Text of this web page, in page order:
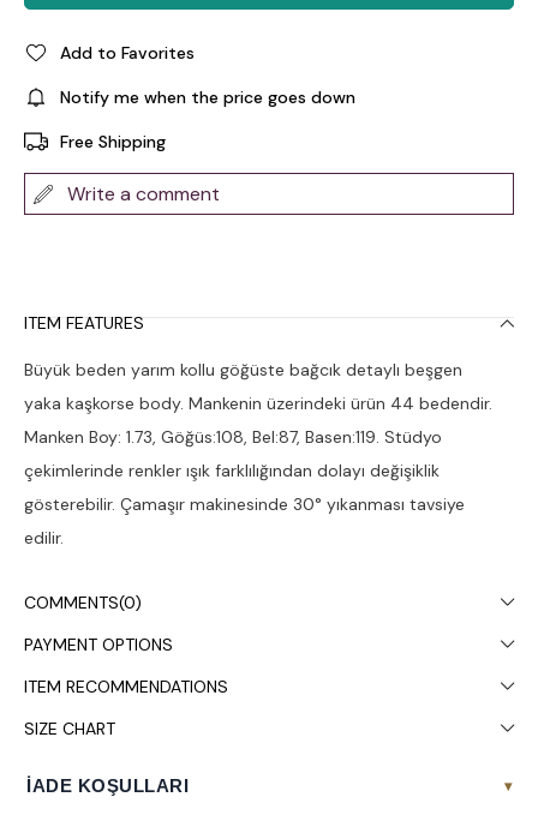
Add to Favorites
Notify me when the price goes down
Free Shipping
Write a comment
ITEM FEATURES
Büyük beden yarım kollu göğüste bağcık detaylı beşgen
yaka kaşkorse body. Mankenin üzerindeki ürün 44 bedendir.
Manken Boy: 1.73, Göğüs:108, Bel:87, Basen:119. Stüdyo
çekimlerinde renkler ışık farklılığından dolayı değişiklik
gösterebilir. Çamaşır makinesinde 30° yıkanması tavsiye
edilir.
COMMENTS(0)
PAYMENT OPTIONS
ITEM RECOMMENDATIONS
SIZE CHART
İADE KOŞULLARI ▾